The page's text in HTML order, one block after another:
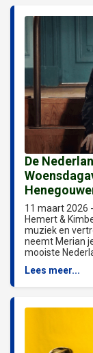
De
11 maart 2026
Hemert &
muziek en
neemt Merian
mooiste
Lees meer...